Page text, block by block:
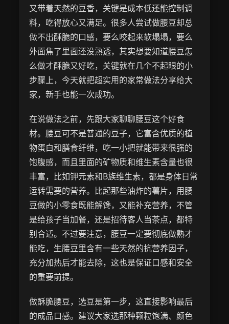
又带着天然的豆香，关键是成本低还能控制调
料，吃得放心又满足。很多人尝试做腰豆却总
做不出酥脆的口感，要么咬起来软塌塌，要么
外面焦了里面还没熟透，其实想要知道腰豆怎
么做才酥脆又好吃，关键就在几个不起眼的小
步骤上，今天就把超实用的家常做法分享给大
家，新手也能一次成功。
在说做法之前，先跟大家聊聊腰豆这个好食
材。腰豆可不是普通的豆子，它富含优质的植
物蛋白和膳食纤维，吃一小把就能带来很强的
饱腹感，而且里面的矿物质和维生素含量也很
丰富，比如钾元素和B族维生素，都是身体日常
运转需要的营养。比起那些油炸的薯片，用腰
豆做的小零食既能解馋，又能补充营养，不管
是给孩子当加餐，还是招待客人当茶点，都特
别合适。不过要注意，腰豆一定要彻底做熟才
能吃，生腰豆里含有一些天然的抗营养因子，
充分加热后才能去除，这也是保证口感和安全
的重要前提。
做酥脆腰豆，选豆是第一步，这直接影响最后
的成品口感。建议大家选那种颗粒饱满、颜色